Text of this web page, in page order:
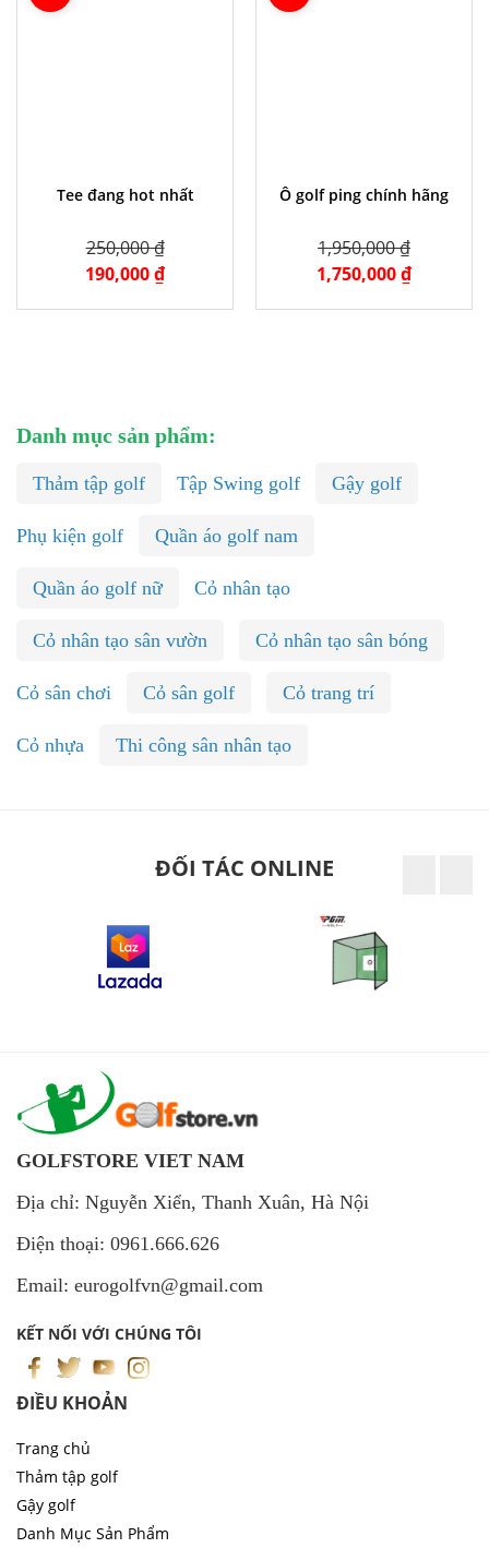
Tee đang hot nhất
250,000 ₫
190,000 ₫
Ô golf ping chính hãng
1,950,000 ₫
1,750,000 ₫
Danh mục sản phẩm:
Thảm tập golf Tập Swing golf Gậy golf
Phụ kiện golf Quần áo golf nam
Quần áo golf nữ Cỏ nhân tạo
Cỏ nhân tạo sân vườn Cỏ nhân tạo sân bóng
Cỏ sân chơi Cỏ sân golf Cỏ trang trí
Cỏ nhựa Thi công sân nhân tạo
ĐỐI TÁC ONLINE
GOLFSTORE VIET NAM
Địa chỉ: Nguyễn Xiển, Thanh Xuân, Hà Nội
Điện thoại: 0961.666.626
Email: eurogolfvn@gmail.com
KẾT NỐI VỚI CHÚNG TÔI
ĐIỀU KHOẢN
Trang chủ
Thảm tập golf
Gậy golf
Danh Mục Sản Phẩm